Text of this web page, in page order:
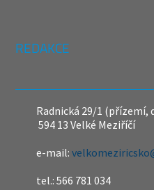
REDAKCE
Radnická 29/1 (přízemí,
594 13 Velké Meziříčí
e-mail:
tel.: 566 781 034